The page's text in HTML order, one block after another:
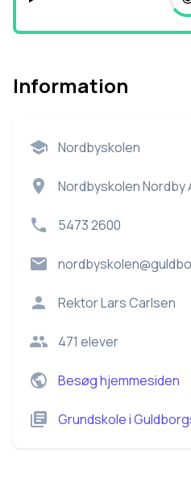
Information
Nordbyskolen
Nordbyskolen Nordby
5473 2600
RektorLars Carlsen
471 elever
Besøg hjemmesiden
Grundskolei